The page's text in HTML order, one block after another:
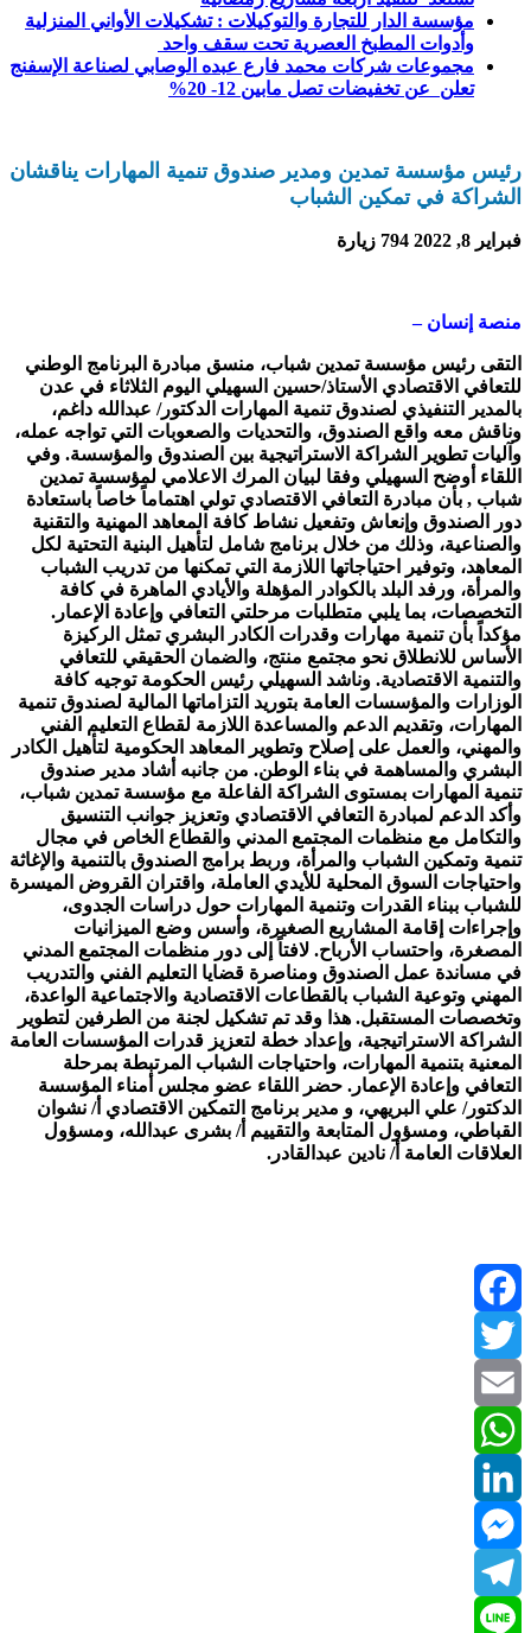
مؤسسة الدار للتجارة والتوكيلات : تشكيلات الأواني المنزلية
وأدوات المطبخ العصرية تحت سقف واحد
مجموعات شركات محمد فارع عبده الوصابي لصناعة الإسفنج
تعلن عن تخفيضات تصل مابين 12- 20%
رئيس مؤسسة تمدين ومدير صندوق تنمية المهارات يناقشان
الشراكة في تمكين الشباب
فبراير 8, 2022 794 زيارة
منصة إنسان –
التقى رئيس مؤسسة تمدين شباب، منسق مبادرة البرنامج الوطني
للتعافي الاقتصادي الأستاذ/حسين السهيلي اليوم الثلاثاء في عدن
بالمدير التنفيذي لصندوق تنمية المهارات الدكتور/ عبدالله داغم،
وناقش معه واقع الصندوق، والتحديات والصعوبات التي تواجه عمله،
وآليات تطوير الشراكة الاستراتيجية بين الصندوق والمؤسسة. وفي
اللقاء أوضح السهيلي وفقا لبيان المرك الاعلامي لمؤسسة تمدين
شباب , بأن مبادرة التعافي الاقتصادي تولي اهتماماً خاصاً باستعادة
دور الصندوق وإنعاش وتفعيل نشاط كافة المعاهد المهنية والتقنية
والصناعية، وذلك من خلال برنامج شامل لتأهيل البنية التحتية لكل
المعاهد، وتوفير احتياجاتها اللازمة التي تمكنها من تدريب الشباب
والمرأة، ورفد البلد بالكوادر المؤهلة والأيادي الماهرة في كافة
التخصصات، بما يلبي متطلبات مرحلتي التعافي وإعادة الإعمار.
مؤكداً بأن تنمية مهارات وقدرات الكادر البشري تمثل الركيزة
الأساس للانطلاق نحو مجتمع منتج، والضمان الحقيقي للتعافي
والتنمية الاقتصادية. وناشد السهيلي رئيس الحكومة توجيه كافة
الوزارات والمؤسسات العامة بتوريد التزاماتها المالية لصندوق تنمية
المهارات، وتقديم الدعم والمساعدة اللازمة لقطاع التعليم الفني
والمهني، والعمل على إصلاح وتطوير المعاهد الحكومية لتأهيل الكادر
البشري والمساهمة في بناء الوطن. من جانبه أشاد مدير صندوق
تنمية المهارات بمستوى الشراكة الفاعلة مع مؤسسة تمدين شباب،
وأكد الدعم لمبادرة التعافي الاقتصادي وتعزيز جوانب التنسيق
والتكامل مع منظمات المجتمع المدني والقطاع الخاص في مجال
تنمية وتمكين الشباب والمرأة، وربط برامج الصندوق بالتنمية والإغاثة
واحتياجات السوق المحلية للأيدي العاملة، واقتران القروض الميسرة
للشباب ببناء القدرات وتنمية المهارات حول دراسات الجدوى،
وإجراءات إقامة المشاريع الصغيرة، وأسس وضع الميزانيات
المصغرة، واحتساب الأرباح. لافتاً إلى دور منظمات المجتمع المدني
في مساندة عمل الصندوق ومناصرة قضايا التعليم الفني والتدريب
المهني وتوعية الشباب بالقطاعات الاقتصادية والاجتماعية الواعدة،
وتخصصات المستقبل. هذا وقد تم تشكيل لجنة من الطرفين لتطوير
الشراكة الاستراتيجية، وإعداد خطة لتعزيز قدرات المؤسسات العامة
المعنية بتنمية المهارات، واحتياجات الشباب المرتبطة بمرحلة
التعافي وإعادة الإعمار. حضر اللقاء عضو مجلس أمناء المؤسسة
الدكتور/ علي البريهي، و مدير برنامج التمكين الاقتصادي أ/ نشوان
القباطي، ومسؤول المتابعة والتقييم أ/ بشرى عبدالله، ومسؤول
العلاقات العامة أ/ نادين عبدالقادر.
Facebook
Twitter
Email
WhatsApp
LinkedIn
Messenger
Telegram